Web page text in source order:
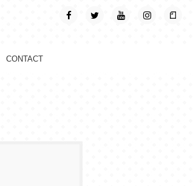
CONTACT